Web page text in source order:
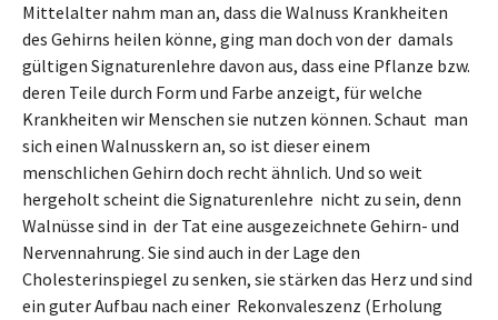
Mittelalter nahm man an, dass die Walnuss Krankheiten
des Gehirns heilen könne, ging man doch von der damals
gültigen Signaturenlehre davon aus, dass eine Pflanze bzw.
deren Teile durch Form und Farbe anzeigt, für welche
Krankheiten wir Menschen sie nutzen können. Schaut man
sich einen Walnusskern an, so ist dieser einem
menschlichen Gehirn doch recht ähnlich. Und so weit
hergeholt scheint die Signaturenlehre nicht zu sein, denn
Walnüsse sind in der Tat eine ausgezeichnete Gehirn- und
Nervennahrung. Sie sind auch in der Lage den
Cholesterinspiegel zu senken, sie stärken das Herz und sind
ein guter Aufbau nach einer Rekonvaleszenz (Erholung